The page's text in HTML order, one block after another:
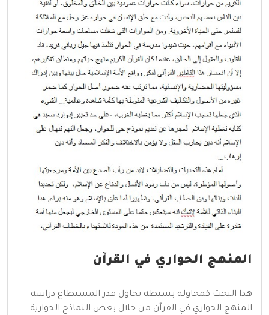
المنهج الحواري في القرآن
هذا البحث كمحاولة بسيطة تحاول قدر المستطاع دراسة
المنهج الحواري في القرآن من خلال بعض النماذج الحوارية